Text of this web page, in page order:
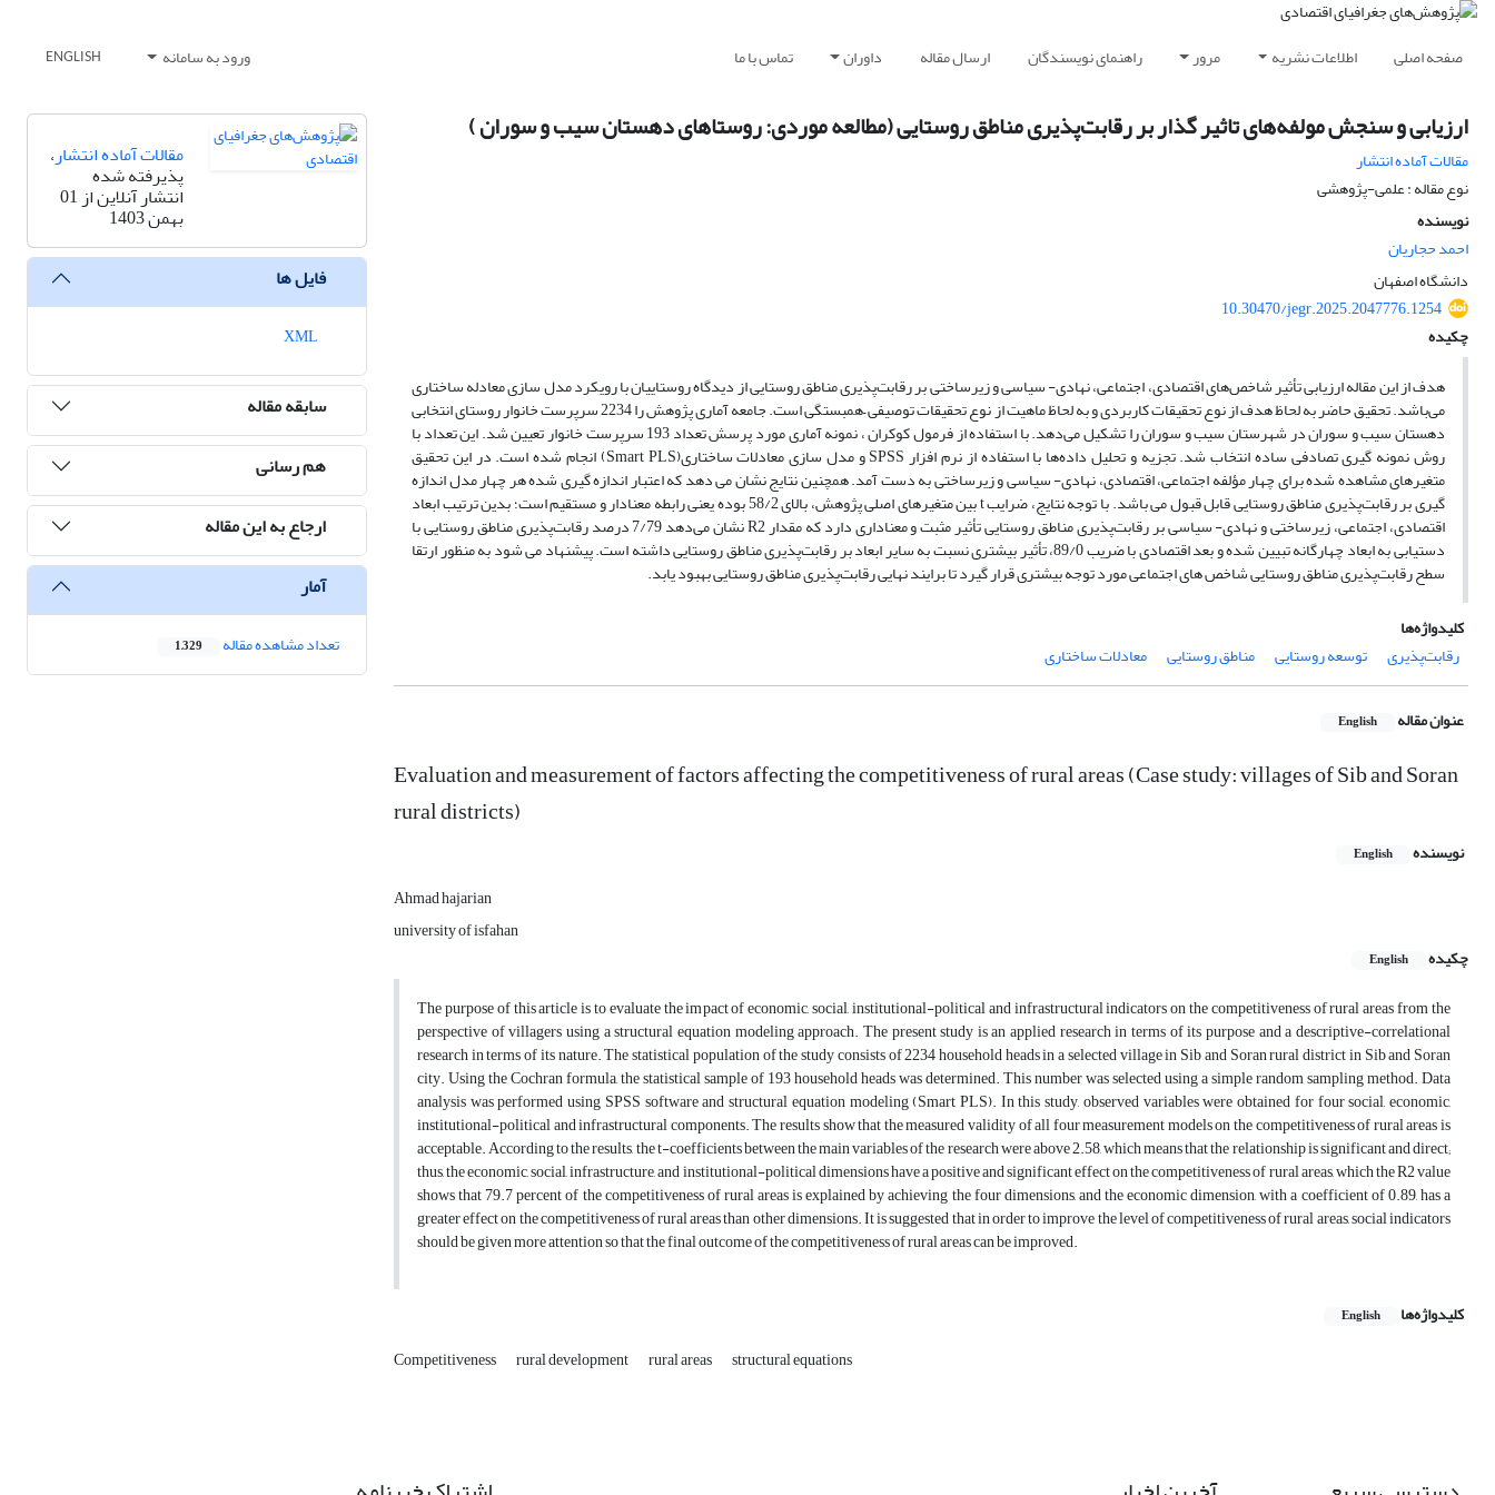
صفحه اصلی اطلاعات نشریه مرور راهنمای نویسندگان ارسال مقاله داوران تماس با ما ورود به سامانه ENGLISH
ارزیابی و سنجش مولفه‌های تاثیر گذار بر رقابت‌پذیری مناطق روستایی (مطالعه موردی: روستاهای دهستان سیب و سوران )
مقالات آماده انتشار
نوع مقاله : علمی-پژوهشی
نویسنده
احمد حجاریان
دانشگاه اصفهان
10.30470/jegr.2025.2047776.1254
چکیده
هدف از این مقاله ارزیابی تأثیر شاخص‌های اقتصادی، اجتماعی، نهادی- سیاسی و زیرساختی بر رقابت‌پذیری مناطق روستایی از دیدگاه روستاییان با رویکرد مدل سازی معادله‌ ساختاری
می‌باشد. تحقیق حاضر به لحاظ هدف از نوع تحقیقات کاربردی و به لحاظ ماهیت از نوع تحقیقات توصیفی –همبستگی است. جامعه آماری پژوهش را 2234 سرپرست خانوار روستای انتخابی
دهستان سیب و سوران در شهرستان سیب و سوران را تشکیل می‌دهد. با استفاده از فرمول کوکران ، نمونه آماری مورد پرسش تعداد 193 سرپرست خانوار تعیین شد. این تعداد با
روش نمونه گیری تصادفی ساده انتخاب شد. تجزیه و تحلیل داده‌ها با استفاده از نرم افزار SPSS و مدل سازی معادلات ساختاری(Smart PLS) انجام شده است. در این تحقیق
متغیرهای مشاهده شده برای چهار مؤلفه اجتماعی، اقتصادی، نهادی- سیاسی و زیرساختی به دست آمد. همچنین نتایج نشان می دهد که اعتبار اندازه گیری شده هر چهار مدل اندازه
گیری بر رقابت‌پذیری مناطق روستایی قابل قبول می باشد. با توجه نتایج، ضرایب t بین متغیرهای اصلی پژوهش، بالای 58/2 بوده یعنی رابطه معنادار و مستقیم است؛ بدین ترتیب ابعاد
اقتصادی، اجتماعی، ‌زیرساختی و نهادی- سیاسی بر رقابت‌پذیری مناطق روستایی تأثیر مثبت و معناداری دارد که مقدار R2 نشان می‌دهد 7/79 درصد رقابت‌پذیری مناطق روستایی با
دستیابی به ابعاد چهارگانه تبیین شده و بعد اقتصادی با ضریب 89/0، تأثیر بیشتری نسبت به سایر ابعاد بر رقابت‌پذیری مناطق روستایی داشته است. پیشنهاد می شود به منظور ارتقا
سطح رقابت‌پذیری مناطق روستایی شاخص های اجتماعی مورد توجه بیشتری قرار گیرد تا برایند نهایی رقابت‌پذیری مناطق روستایی بهبود یابد.
کلیدواژه‌ها
رقابت‌پذیری
توسعه روستایی مناطق روستایی معادلات ساختاری
عنوان مقاله English
Evaluation and measurement of factors affecting the competitiveness of rural areas (Case study: villages of Sib and Soran
rural districts)
نویسنده English
Ahmad hajarian
university of isfahan
چکیده
English
The purpose of this article is to evaluate the impact of economic, social, institutional-political and infrastructural indicators on the competitiveness of rural areas from the
perspective of villagers using a structural equation modeling approach. The present study is an applied research in terms of its purpose and a descriptive-correlational
research in terms of its nature. The statistical population of the study consists of 2234 household heads in a selected village in Sib and Soran rural district in Sib and Soran
city. Using the Cochran formula, the statistical sample of 193 household heads was determined. This number was selected using a simple random sampling method. Data
analysis was performed using SPSS software and structural equation modeling (Smart PLS). In this study, observed variables were obtained for four social, economic,
institutional-political and infrastructural components. The results show that the measured validity of all four measurement models on the competitiveness of rural areas is
acceptable. According to the results, the t-coefficients between the main variables of the research were above 2.58, which means that the relationship is significant and direct;
thus, the economic, social, infrastructure, and institutional-political dimensions have a positive and significant effect on the competitiveness of rural areas, which the R2 value
shows that 79.7 percent of the competitiveness of rural areas is explained by achieving the four dimensions, and the economic dimension, with a coefficient of 0.89, has a
greater effect on the competitiveness of rural areas than other dimensions. It is suggested that in order to improve the level of competitiveness of rural areas, social indicators
should be given more attention so that the final outcome of the competitiveness of rural areas can be improved.
کلیدواژه‌ها English
Competitiveness rural development rural areas structural equations
مقالات آماده انتشار،
پذیرفته شده
انتشار آنلاین از 01
بهمن 1403
فایل ها
سابقه مقاله
هم رسانی
ارجاع به این مقاله
آمار
تعداد مشاهده مقاله 1,329